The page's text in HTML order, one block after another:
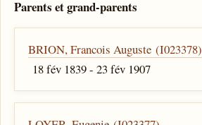
Parents et grand-parents
BRION, Francois Auguste (I023378)
18 fév 1839 - 23 fév 1907